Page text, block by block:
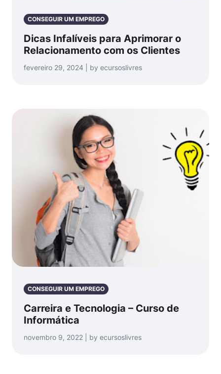
CONSEGUIR UM EMPREGO
Dicas Infalíveis para Aprimorar o
Relacionamento com os Clientes
fevereiro 29, 2024 | by ecursoslivres
CONSEGUIR UM EMPREGO
Carreira e Tecnologia – Curso de
Informática
novembro 9, 2022 | by ecursoslivres